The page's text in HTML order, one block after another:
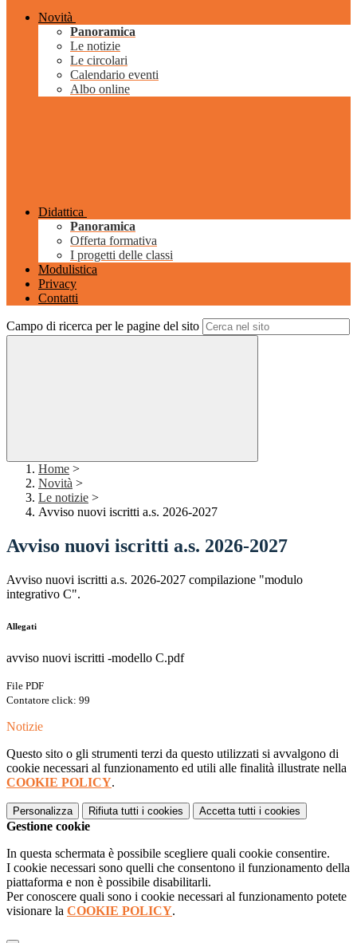
Novità
Panoramica
Le notizie
Le circolari
Calendario eventi
Albo online
Didattica
Panoramica
Offerta formativa
I progetti delle classi
Modulistica
Privacy
Contatti
Campo di ricerca per le pagine del sito
Home >
Novità >
Le notizie >
Avviso nuovi iscritti a.s. 2026-2027
Avviso nuovi iscritti a.s. 2026-2027
Avviso nuovi iscritti a.s. 2026-2027 compilazione "modulo
integrativo C".
Allegati
avviso nuovi iscritti -modello C.pdf
File PDF
Contatore click: 99
Notizie
Questo sito o gli strumenti terzi da questo utilizzati si avvalgono di
cookie necessari al funzionamento ed utili alle finalità illustrate nella
COOKIE POLICY.
Personalizza Rifiuta tutti i cookies Accetta tutti i cookies
Gestione cookie
In questa schermata è possibile scegliere quali cookie consentire.
I cookie necessari sono quelli che consentono il funzionamento della
piattaforma e non è possibile disabilitarli.
Per conoscere quali sono i cookie necessari al funzionamento potete
visionare la COOKIE POLICY.